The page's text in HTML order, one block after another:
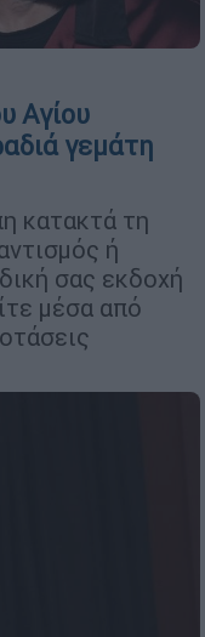
Αγίου
γεμάτη
κατακτά τη
ή
σας εκδοχή
μέσα από